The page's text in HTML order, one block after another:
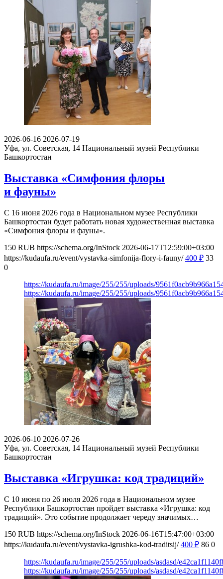
2026-06-16 2026-07-19
Уфа, ул. Советская, 14 Национальный музей Республики
Башкортостан
Выставка «Симфония флоры
и фауны»
С 16 июня 2026 года в Национальном музее Республики
Башкортостан будет работать новая художественная выставка
«Симфония флоры и фауны».
150 RUB https://schema.org/InStock 2026-06-17T12:59:00+03:00
https://kudaufa.ru/event/vystavka-simfonija-flory-i-fauny/ 400 ₽ 33
0
https://kudaufa.ru/image/255/255/uploads/
https://kudaufa.ru/image/255/255/uploads/
2026-06-10 2026-07-26
Уфа, ул. Советская, 14 Национальный музей Республики
Башкортостан
Выставка «Игрушка: код традиций»
С 10 июня по 26 июля 2026 года в Национальном музее
Республики Башкортостан пройдет выставка «Игрушка: код
традиций». Это событие продолжает череду значимых…
150 RUB https://schema.org/InStock 2026-06-16T15:47:00+03:00
https://kudaufa.ru/event/vystavka-igrushka-kod-traditsij/ 400 ₽ 86 0
https://kudaufa.ru/image/255/255/uploads/asdasd/
https://kudaufa.ru/image/255/255/uploads/asdasd/